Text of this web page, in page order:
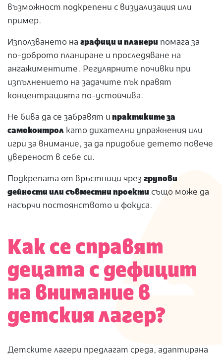
възможност подкрепени с визуализация или
пример.
Използването на графици и планери помага за
по-доброто планиране и проследяване на
ангажиментите. Регулярните почивки при
изпълнението на задачите пък правят
концентрацията по-устойчива.
Не бива да се забравят и практиките за
самоконтрол като дихателни упражнения или
игри за внимание, за да придобие детето повече
увереност в себе си.
Подкрепата от връстници чрез групови
дейности или съвместни проекти също може да
насърчи постоянството и фокуса.
Как се справят
децата с дефицит
на внимание в
детския лагер?
Детските лагери предлагат среда, адаптирана